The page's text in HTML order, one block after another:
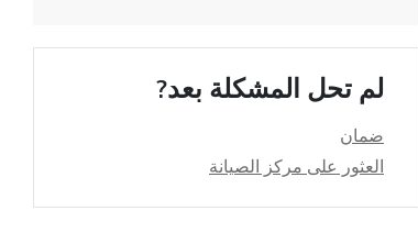
لم تحل المشكلة بعد?
ضمان
العثور على مركز الصيانة